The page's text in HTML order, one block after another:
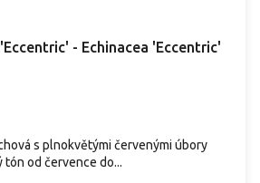
- Echinacea 'Eccentric'
s plnokvětými červenými úbory
od července do...